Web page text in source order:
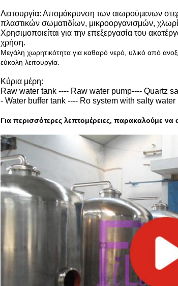
Λειτουργία: Απομάκρυνση των αιωρούμενων
πλαστικών σωματιδίων, μικροοργανισμών,
Χρησιμοποιείται για την επεξεργασία του
χρήση.
Μεγάλη χωρητικότητα για καθαρό νερό, υλικό από
εύκολη λειτουργία.
Κύρια μέρη:
Raw water tank ---- Raw water pump---- Quartz
- Water buffer tank ---- Ro system with salty
Για περισσότερες λεπτομέρειες, παρακαλούμε να